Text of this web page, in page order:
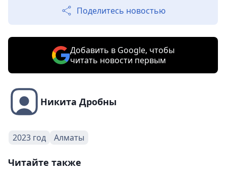
Поделитесь новостью
Добавить в Google, чтобы
читать новости первым
Никита Дробны
2023 год Алматы
Читайте также